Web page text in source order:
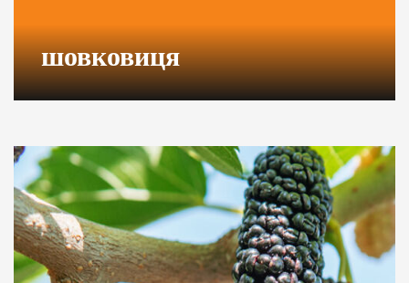
шовковиця